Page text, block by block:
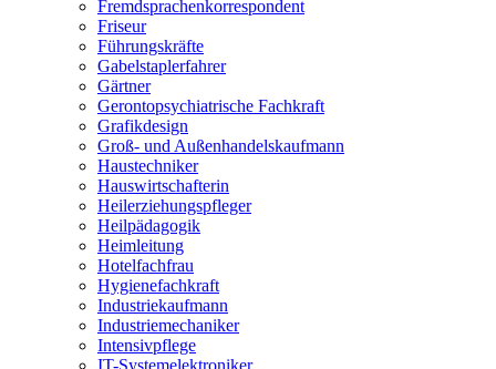
Fremdsprachenkorrespondent
Friseur
Führungskräfte
Gabelstaplerfahrer
Gärtner
Gerontopsychiatrische Fachkraft
Grafikdesign
Groß- und Außenhandelskaufmann
Haustechniker
Hauswirtschafterin
Heilerziehungspfleger
Heilpädagogik
Heimleitung
Hotelfachfrau
Hygienefachkraft
Industriekaufmann
Industriemechaniker
Intensivpflege